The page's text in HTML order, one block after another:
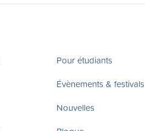
Pour étudiants
Évènements & festivals
Nouvelles